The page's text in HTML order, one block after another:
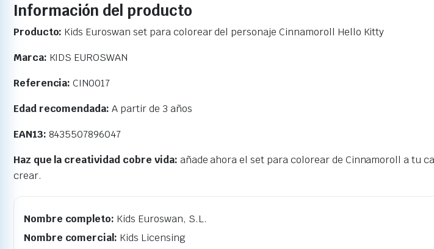
Información del producto
Producto: Kids Euroswan set para colorear del personaje Cinnamoroll Hello Kitty
Marca: KIDS EUROSWAN
Referencia: CIN0017
Edad recomendada: A partir de 3 años
EAN13: 8435507896047
Haz que la creatividad cobre vida: añade ahora el set para colorear de Cinnamoroll a tu
crear.
Nombre completo: Kids Euroswan, S.L.
Nombre comercial: Kids Licensing